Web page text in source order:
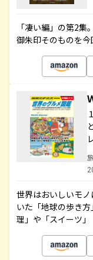
「凄い編」の第2
御朱印そのものを今
世界はおいしいモ
いた「地球の歩き
理」や「スイーツ」